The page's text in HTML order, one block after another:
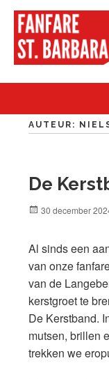
Skip
content
AUTEUR:
De
Posted
30 december
Al sinds een
van onze
van de
kerstgroet te
De Kerstband.
mutsen, brillen
trekken we